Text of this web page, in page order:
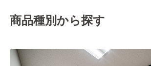
商品種別から探す